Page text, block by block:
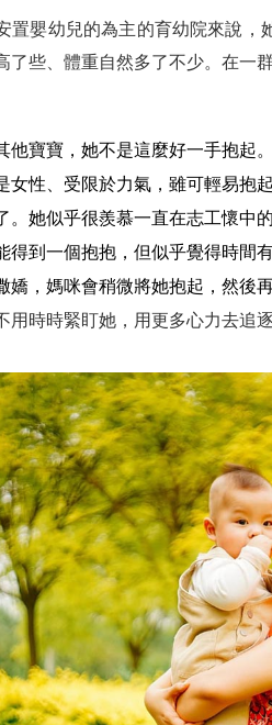
置嬰幼兒的為主的育幼院來說
了些、體重自然多了不少。在一
他寶寶，她不是這麼好一手抱起
女性、受限於力氣，雖可輕易抱
。她似乎很羨慕一直在志工懷中
得到一個抱抱，但似乎覺得時間
嬌，媽咪會稍微將她抱起，然後再
用時時緊盯她，用更多心力去追